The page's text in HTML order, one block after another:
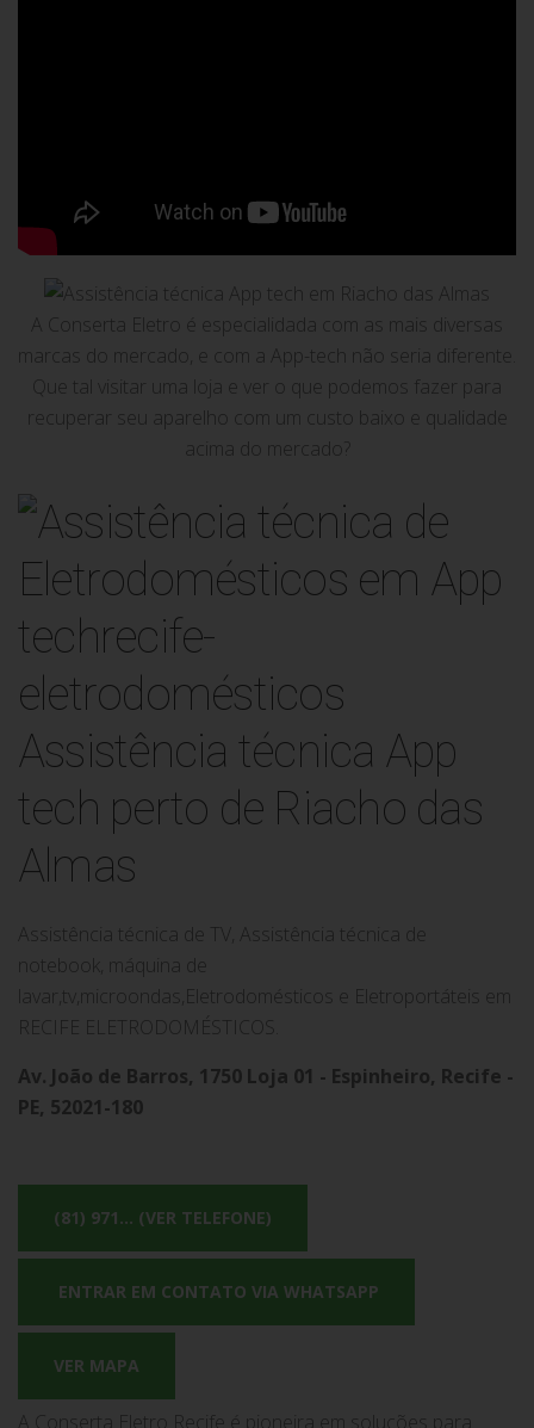
A Conserta Eletro é especialidada com as mais diversas
marcas do mercado, e com a App-tech não seria diferente.
Que tal visitar uma loja e ver o que podemos fazer para
recuperar seu aparelho com um custo baixo e qualidade
acima do mercado?
Assistência técnica App
tech perto de Riacho das
Almas
Assistência técnica de TV, Assistência técnica de
notebook, máquina de
lavar,tv,microondas,Eletrodomésticos e Eletroportáteis em
RECIFE ELETRODOMÉSTICOS.
Av. João de Barros, 1750 Loja 01 - Espinheiro, Recife -
PE, 52021-180
(81) 971... (VER TELEFONE)
ENTRAR EM CONTATO VIA WHATSAPP
VER MAPA
A Conserta Eletro Recife é pioneira em soluções para